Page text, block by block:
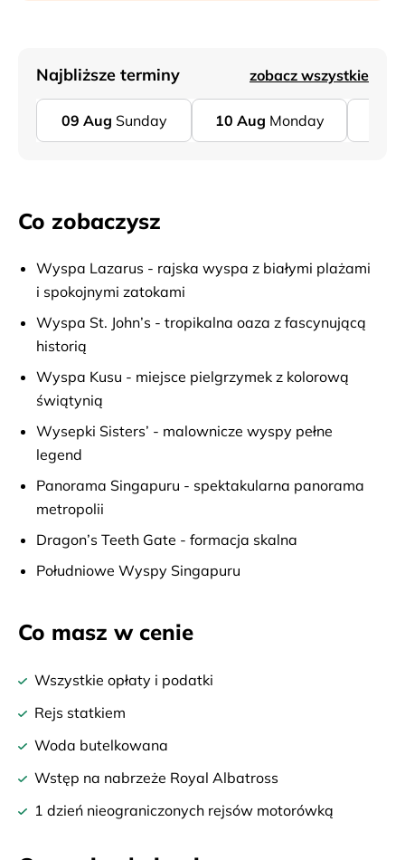
Najbliższe terminy zobacz wszystkie
09 Aug Sunday 10 Aug Monday
Co zobaczysz
Wyspa Lazarus - rajska wyspa z białymi plażami
i spokojnymi zatokami
Wyspa St. John’s - tropikalna oaza z fascynującą
historią
Wyspa Kusu - miejsce pielgrzymek z kolorową
świątynią
Wysepki Sisters’ - malownicze wyspy pełne
legend
Panorama Singapuru - spektakularna panorama
metropolii
Dragon’s Teeth Gate - formacja skalna
Południowe Wyspy Singapuru
Co masz w cenie
Wszystkie opłaty i podatki
Rejs statkiem
Woda butelkowana
Wstęp na nabrzeże Royal Albatross
1 dzień nieograniczonych rejsów motorówką